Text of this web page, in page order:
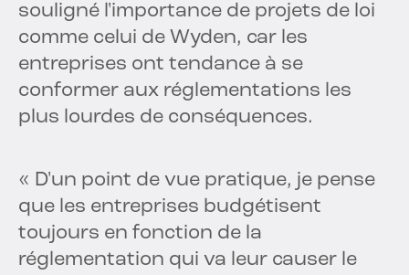
souligné l'importance de projets de loi
comme celui de Wyden, car les
entreprises ont tendance à se
conformer aux réglementations les
plus lourdes de conséquences.
« D'un point de vue pratique, je pense
que les entreprises budgétisent
toujours en fonction de la
réglementation qui va leur causer le